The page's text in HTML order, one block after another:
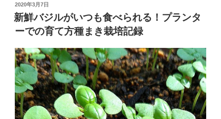
に
お
す
す
め！
１
０
投
稿
日:
2020年3月7日
新鮮バジルがいつも食べられる！プランタ
ーでの育て方種まき栽培記録